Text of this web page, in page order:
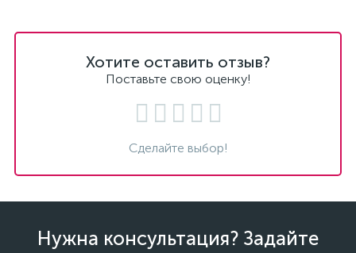
Хотите оставить отзыв?
Поставьте свою оценку!
Сделайте выбор!
Нужна консультация? Задайте